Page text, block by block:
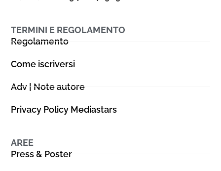
TERMINI E REGOLAMENTO
Regolamento
Come iscriversi
Adv | Note autore
Privacy Policy Mediastars
AREE
Press & Poster